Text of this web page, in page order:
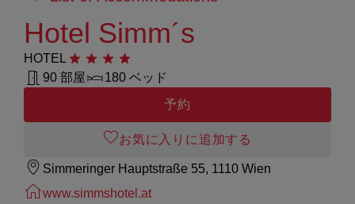
Hotel Simm´s
HOTEL 星4つ
90 部屋
180 ベッド
予約
お気に入りに追加する
Simmeringer Hauptstraße 55, 1110 Wien
www.simmshotel.at